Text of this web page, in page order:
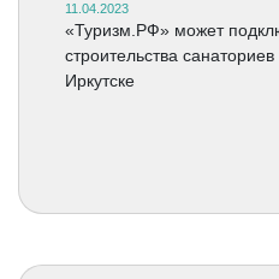
11.04.2023
«Туризм.РФ» может
строительства
Иркутске